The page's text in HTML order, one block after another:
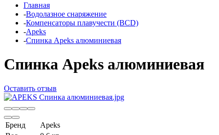
Главная
-Водолазное снаряжение
-Компенсаторы плавучести (BCD)
-Apeks
-Спинка Apeks алюминиевая
Спинка Apeks алюминиевая
Оставить отзыв
Бренд
Apeks